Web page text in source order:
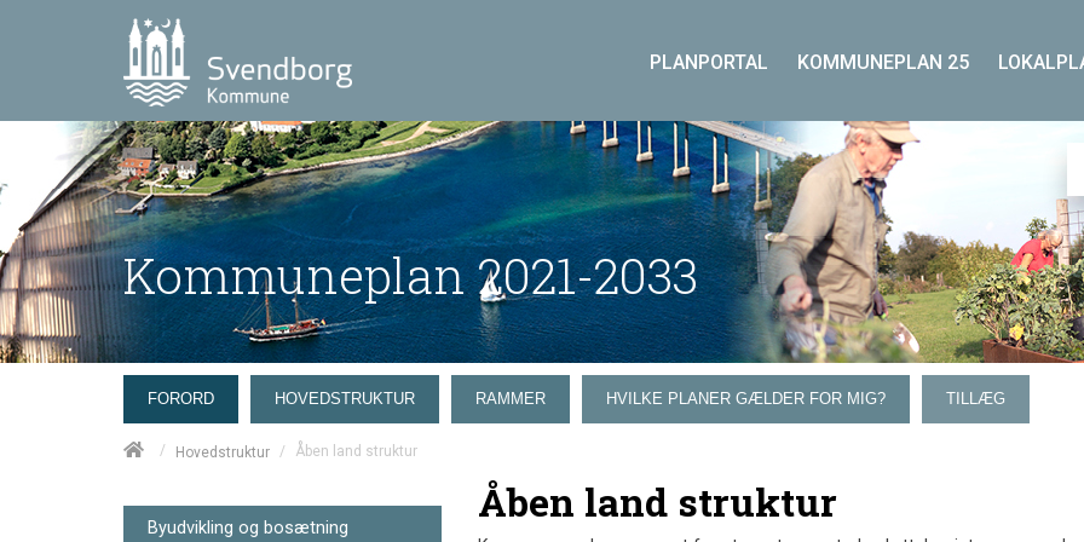
PLANPORTAL KOMMUNEPLAN 25
Kommuneplan 2021-2033
FORORD HOVEDSTRUKTUR RAMMER HVILKE PLANER GÆLDER FOR MIG? TILLÆG
/ Hovedstruktur / Åben land struktur
Byudvikling og bosætning Åben land struktur